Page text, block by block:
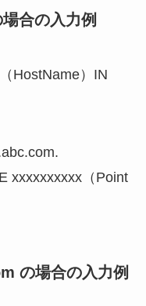
合の入力例
HostName）IN
xxxxxxxxxx（Point
の場合の入力例